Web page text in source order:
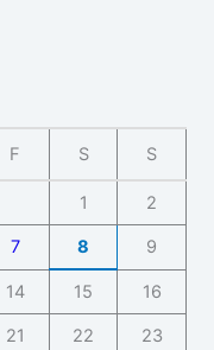
F S S
1 2
7 8 9
14 15 16
21 22 23